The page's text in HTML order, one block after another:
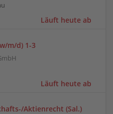
Läuft heute ab
m/d) 1-3
Läuft heute ab
Aktienrecht (Sal.)